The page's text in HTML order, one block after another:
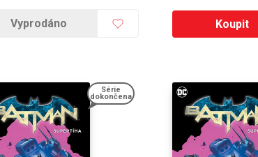
Vyprodáno Koupit
Série
dokončena